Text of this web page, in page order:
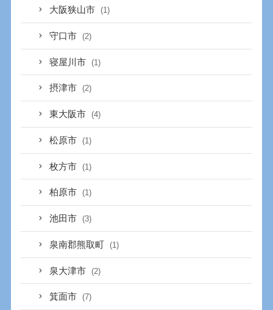
大阪狭山市 (1)
守口市 (2)
寝屋川市 (1)
摂津市 (2)
東大阪市 (4)
松原市 (1)
枚方市 (1)
柏原市 (1)
池田市 (3)
泉南郡熊取町 (1)
泉大津市 (2)
箕面市 (7)